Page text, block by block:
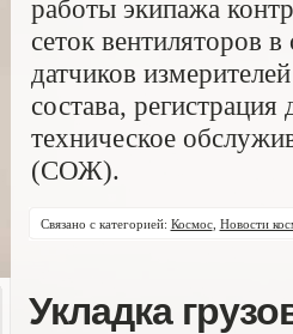
работы экипажа
сеток вентиляторов
датчиков
состава,
техническое
(СОЖ).
Связано с категорией: Космос, Новости
Укладка